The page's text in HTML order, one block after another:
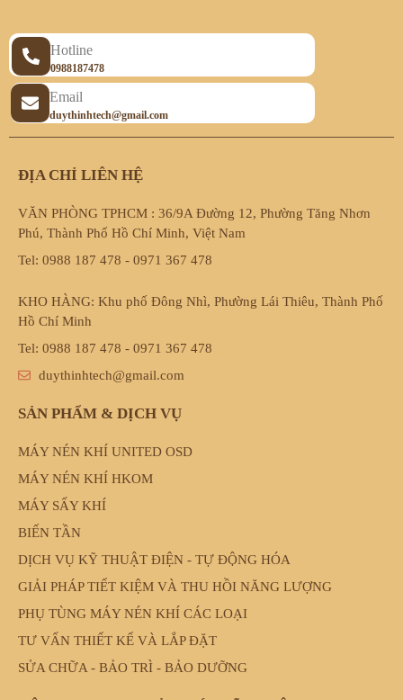
Hotline
0988187478
Email
duythinhtech@gmail.com
ĐỊA CHỈ LIÊN HỆ
VĂN PHÒNG TPHCM : 36/9A Đường 12, Phường Tăng Nhơn
Phú, Thành Phố Hồ Chí Minh, Việt Nam
Tel: 0988 187 478 - 0971 367 478
KHO HÀNG: Khu phố Đông Nhì, Phường Lái Thiêu, Thành Phố
Hồ Chí Minh
Tel: 0988 187 478 - 0971 367 478
duythinhtech@gmail.com
SẢN PHẨM & DỊCH VỤ
MÁY NÉN KHÍ UNITED OSD
MÁY NÉN KHÍ HKOM
MÁY SẤY KHÍ
BIẾN TẦN
DỊCH VỤ KỸ THUẬT ĐIỆN - TỰ ĐỘNG HÓA
GIẢI PHÁP TIẾT KIỆM VÀ THU HỒI NĂNG LƯỢNG
PHỤ TÙNG MÁY NÉN KHÍ CÁC LOẠI
TƯ VẤN THIẾT KẾ VÀ LẮP ĐẶT
SỬA CHỮA - BẢO TRÌ - BẢO DƯỠNG